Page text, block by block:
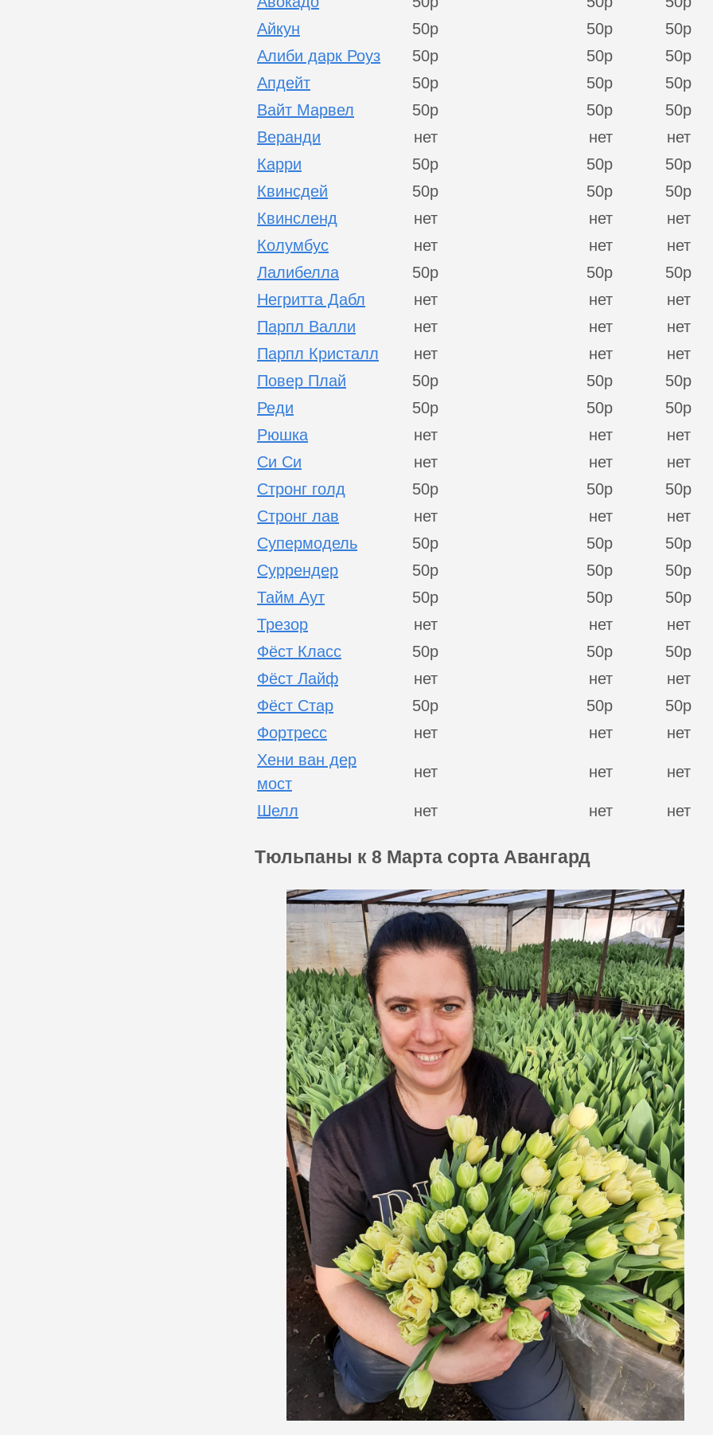
Айкун
50р 50р 50р
Алиби дарк Роуз
50р 50р 50р
Апдейт
50р 50р 50р
Вайт Марвел
50р 50р 50р
Веранди
нет нет нет
Карри
50р 50р 50р
Квинсдей
50р 50р 50р
Квинсленд
нет нет нет
Колумбус
нет нет нет
Лалибелла
50р 50р 50р
Негритта Дабл
нет нет нет
Парпл Валли
нет нет нет
Парпл Кристалл
нет нет нет
Повер Плай
50р 50р 50р
Реди
50р 50р 50р
Рюшка
нет нет нет
Си Си
нет нет нет
Стронг голд
50р 50р 50р
Стронг лав
нет нет нет
Супермодель
50р 50р 50р
Суррендер
50р 50р 50р
Тайм Аут
50р 50р 50р
Трезор
нет нет нет
Фёст Класс
50р 50р 50р
Фёст Лайф
нет нет нет
Фёст Стар
50р 50р 50р
Фортресс
нет нет нет
Хени ван дер
мост
нет нет нет
Шелл нет нет нет
Тюльпаны к 8 Марта сорта Авангард